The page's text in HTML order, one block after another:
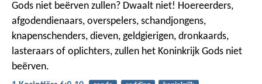
Gods niet beërven zullen? Dwaalt niet! Hoereerders,
afgodendienaars, overspelers, schandjongens,
knapenschenders, dieven, geldgierigen, dronkaards,
lasteraars of oplichters, zullen het Koninkrijk Gods niet
beërven.